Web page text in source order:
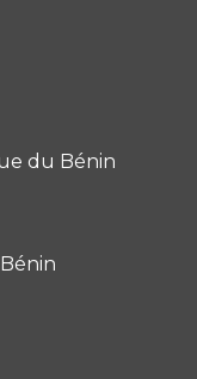
du Bénin